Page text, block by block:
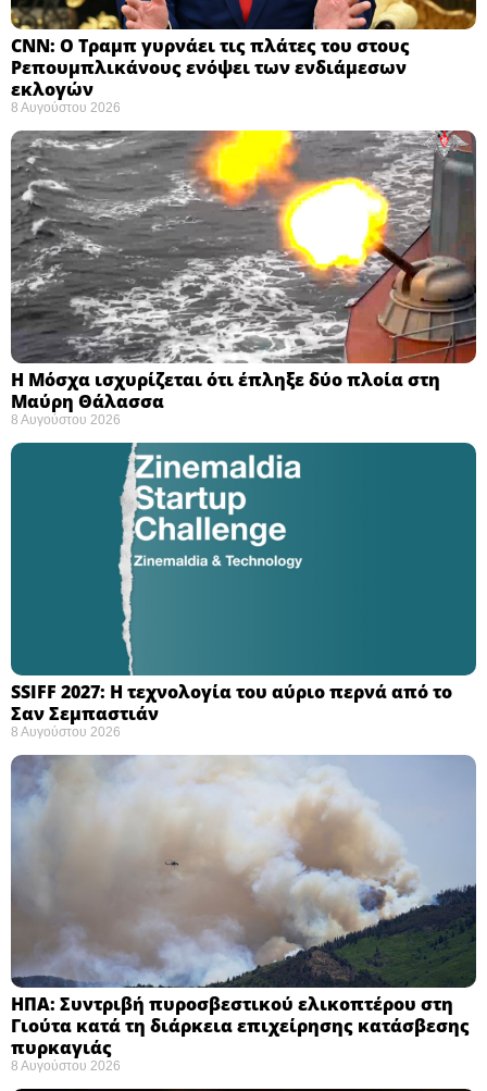
CNN: Ο Τραμπ γυρνάει τις πλάτες του στους
Ρεπουμπλικάνους ενόψει των ενδιάμεσων
εκλογών ​
8 Αυγούστου 2026
Η Μόσχα ισχυρίζεται ότι έπληξε δύο πλοία στη
Μαύρη Θάλασσα ​
8 Αυγούστου 2026
SSIFF 2027: Η τεχνολογία του αύριο περνά από το
Σαν Σεμπαστιάν ​
8 Αυγούστου 2026
ΗΠΑ: Συντριβή πυροσβεστικού ελικοπτέρου στη
Γιούτα κατά τη διάρκεια επιχείρησης κατάσβεσης
πυρκαγιάς ​
8 Αυγούστου 2026